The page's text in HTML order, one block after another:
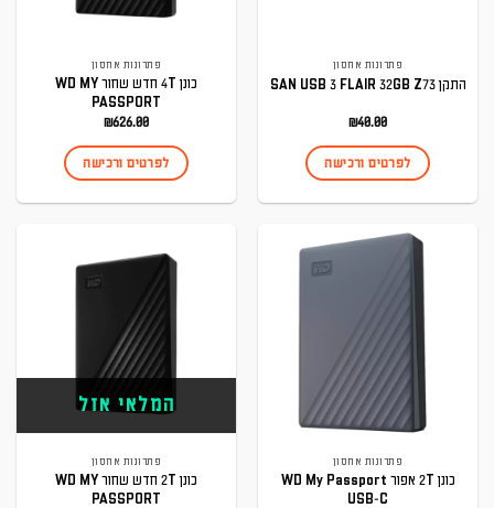
פתרונות אחסון
התקן SAN USB 3 FLAIR 32GB Z73
₪40.00
לפרטים ורכישה
פתרונות אחסון
כונן 4T חדש שחור WD MY
PASSPORT
₪626.00
לפרטים ורכישה
פתרונות אחסון
כונן 2T אפור WD My Passport
USB-C
המלאי אזל
פתרונות אחסון
כונן 2T חדש שחור WD MY
PASSPORT